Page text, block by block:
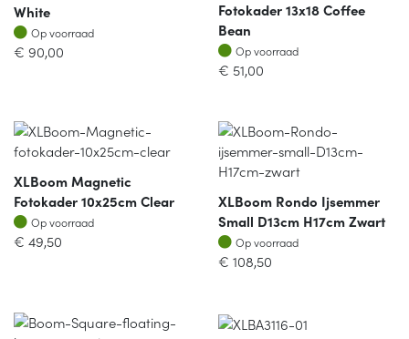
White
Op voorraad
Op voorraad
€ 90,00
Fotokader 13x18 Coffee
Bean
Op voorraad
Op voorraad
€ 51,00
XLBoom Magnetic
Fotokader 10x25cm Clear
Op voorraad
Op voorraad
€ 49,50
XLBoom Rondo Ijsemmer
Small D13cm H17cm Zwart
Op voorraad
Op voorraad
€ 108,50